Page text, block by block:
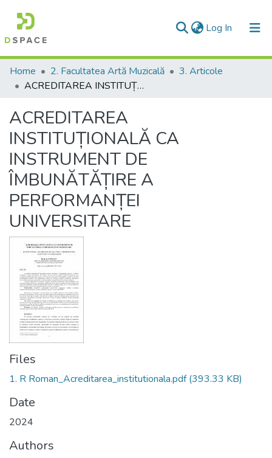
Log In (current)
Communities & Collections
All of DSpace
Statistics
Home 2. Facultatea Artă Muzicală
3. Articole
ACREDITAREA INSTITUȚIONALĂ CA INSTRUMENT DE ÎMBUNĂTĂȚIRE A PERFORMANȚEI UNIVERSITARE
ACREDITAREA
INSTITUȚIONALĂ CA
INSTRUMENT DE
ÎMBUNĂTĂȚIRE A
PERFORMANȚEI
UNIVERSITARE
Files
1. R Roman_Acreditarea_institutionala.pdf(393.33 KB)
Date
2024
Authors